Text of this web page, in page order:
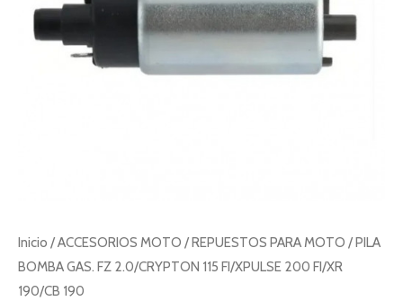
Inicio /ACCESORIOS MOTO /REPUESTOS PARA MOTO / PILA
BOMBA GAS. FZ 2.0/CRYPTON 115 FI/XPULSE 200 FI/XR
190/CB 190
200
FI/XR